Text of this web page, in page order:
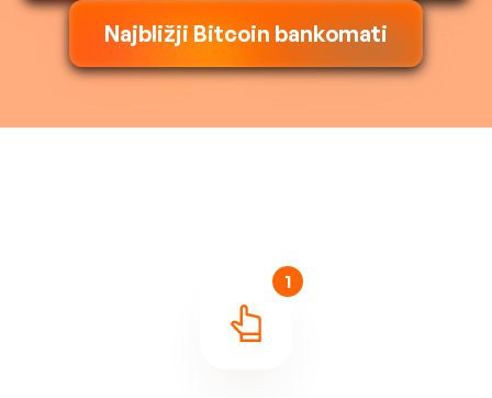
Najbližji Bitcoin bankomati
1